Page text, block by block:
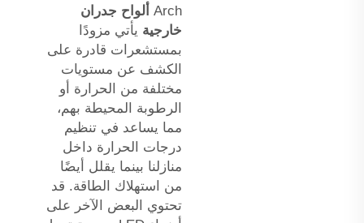
Arch ألواح جدران
خارجية يأتي مزودًا
بمستشعرات قادرة على
الكشف عن مستويات
مختلفة من الحرارة أو
الرطوبة المحيطة بهم،
مما يساعد في تنظيم
درجات الحرارة داخل
منازلنا بينما يقلل أيضًا
من استهلاك الطاقة. قد
تحتوي البعض الآخر على